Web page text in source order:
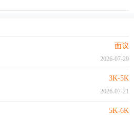
面议
2026-07-29
3K-5K
2026-07-21
5K-6K